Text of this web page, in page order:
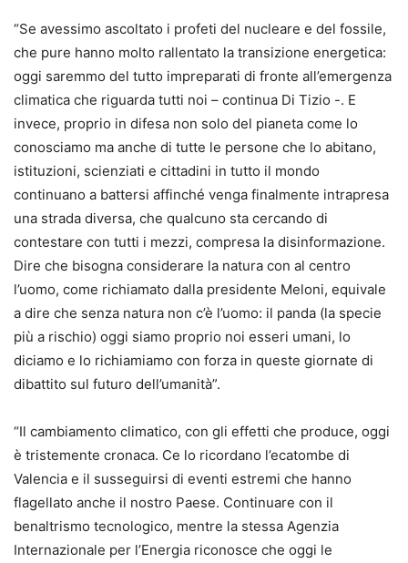
“Se avessimo ascoltato i profeti del nucleare e del fossile,
che pure hanno molto rallentato la transizione energetica:
oggi saremmo del tutto impreparati di fronte all’emergenza
climatica che riguarda tutti noi – continua Di Tizio -. E
invece, proprio in difesa non solo del pianeta come lo
conosciamo ma anche di tutte le persone che lo abitano,
istituzioni, scienziati e cittadini in tutto il mondo
continuano a battersi affinché venga finalmente intrapresa
una strada diversa, che qualcuno sta cercando di
contestare con tutti i mezzi, compresa la disinformazione.
Dire che bisogna considerare la natura con al centro
l’uomo, come richiamato dalla presidente Meloni, equivale
a dire che senza natura non c’è l’uomo: il panda (la specie
più a rischio) oggi siamo proprio noi esseri umani, lo
diciamo e lo richiamiamo con forza in queste giornate di
dibattito sul futuro dell’umanità”.
“Il cambiamento climatico, con gli effetti che produce, oggi
è tristemente cronaca. Ce lo ricordano l’ecatombe di
Valencia e il susseguirsi di eventi estremi che hanno
flagellato anche il nostro Paese. Continuare con il
benaltrismo tecnologico, mentre la stessa Agenzia
Internazionale per l’Energia riconosce che oggi le